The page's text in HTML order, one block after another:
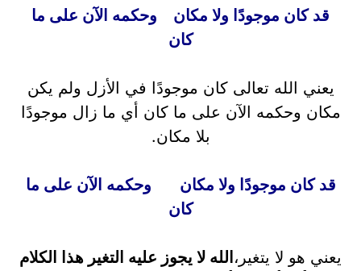
قد كان موجودًا ولا مكان وحكمه الآن على ما
كان
يعني الله تعالى كان موجودًا في الأزل ولم يكن
مكان وحكمه الآن على ما كان أي ما زال موجودًا
بلا مكان.
قد كان موجودًا ولا مكان وحكمه الآن على ما
كان
يعني هو لا يتغير، الله لا يجوز عليه التغير هذا الكلام